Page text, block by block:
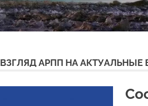
ВЗГЛЯД АРПП НА